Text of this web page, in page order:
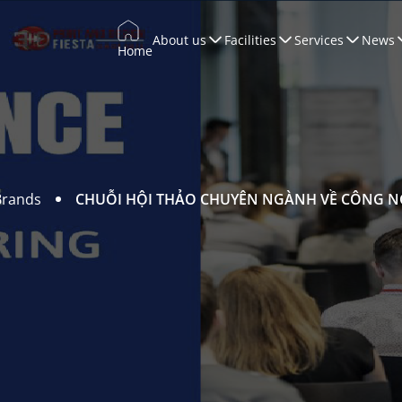
Home
About us Facilities Services
Trade Promotion
Training & Development
WTCCONNECT
Conferences & Exhibitions
Marketing
News
CHUỖI HỘI THẢO CHUYÊN NGÀNH VỀ CÔNG